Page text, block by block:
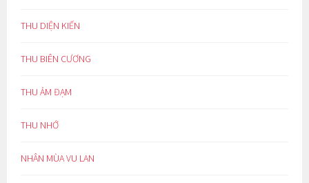
THU DIỆN KIẾN
THU BIÊN CƯƠNG
THU ẢM ĐẠM
THU NHỚ
NHÂN MÙA VU LAN